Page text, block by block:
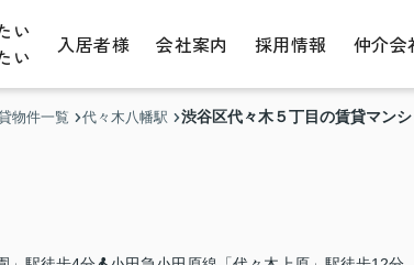
い
い
入居者様 会社案内 採用情報 仲介会
物件一覧 代々木八幡駅 渋谷区代々木５丁目の賃貸マン